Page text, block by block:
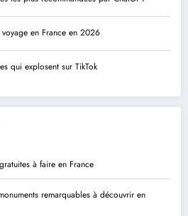
voyage en France en 2026
qui explosent sur TikTok
à faire en France
remarquables à découvrir en